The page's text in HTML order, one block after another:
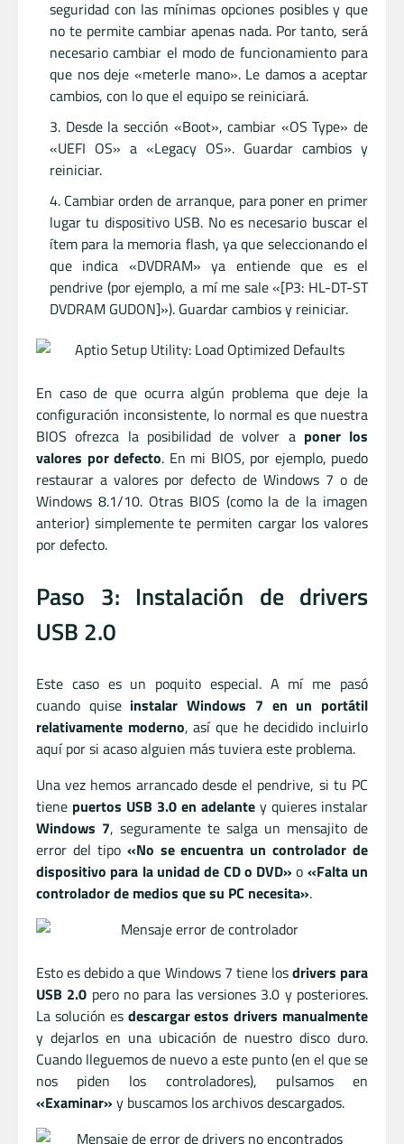
seguridad con las mínimas opciones posibles y que
no te permite cambiar apenas nada. Por tanto, será
necesario cambiar el modo de funcionamiento para
que nos deje «meterle mano». Le damos a aceptar
cambios, con lo que el equipo se reiniciará.
Desde la sección «Boot», cambiar «OS Type» de
«UEFI OS» a «Legacy OS». Guardar cambios y
reiniciar.
Cambiar orden de arranque, para poner en primer
lugar tu dispositivo USB. No es necesario buscar el
ítem para la memoria flash, ya que seleccionando el
que indica «DVDRAM» ya entiende que es el
pendrive (por ejemplo, a mí me sale «[P3: HL-DT-ST
DVDRAM GUDON]»). Guardar cambios y reiniciar.
En caso de que ocurra algún problema que deje la
configuración inconsistente, lo normal es que nuestra
BIOS ofrezca la posibilidad de volver a poner los
valores por defecto. En mi BIOS, por ejemplo, puedo
restaurar a valores por defecto de Windows 7 o de
Windows 8.1/10. Otras BIOS (como la de la imagen
anterior) simplemente te permiten cargar los valores
por defecto.
Paso 3: Instalación de drivers
USB 2.0
Este caso es un poquito especial. A mí me pasó
cuando quise instalar Windows 7 en un portátil
relativamente moderno, así que he decidido incluirlo
aquí por si acaso alguien más tuviera este problema.
Una vez hemos arrancado desde el pendrive, si tu PC
tiene puertos USB 3.0 en adelante y quieres instalar
Windows 7, seguramente te salga un mensajito de
error del tipo «No se encuentra un controlador de
dispositivo para la unidad de CD o DVD» o «Falta un
controlador de medios que su PC necesita».
Esto es debido a que Windows 7 tiene losdrivers para
USB 2.0 pero no para las versiones 3.0 y posteriores.
La solución es descargar estos drivers manualmente
y dejarlos en una ubicación de nuestro disco duro.
Cuando lleguemos de nuevo a este punto (en el que se
nos piden los controladores), pulsamos en
«Examinar» y buscamos los archivos descargados.